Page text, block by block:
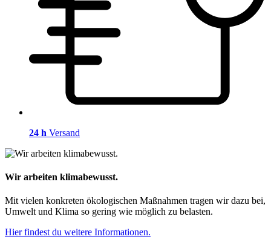
24 h Versand
Wir arbeiten klimabewusst.
Mit vielen konkreten ökologischen Maßnahmen tragen wir dazu bei,
Umwelt und Klima so gering wie möglich zu belasten.
Hier findest du weitere Informationen.